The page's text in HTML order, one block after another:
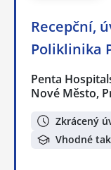
Recepční,
Poliklinika
Penta
Nové Město,
Zkrácený
Vhodné